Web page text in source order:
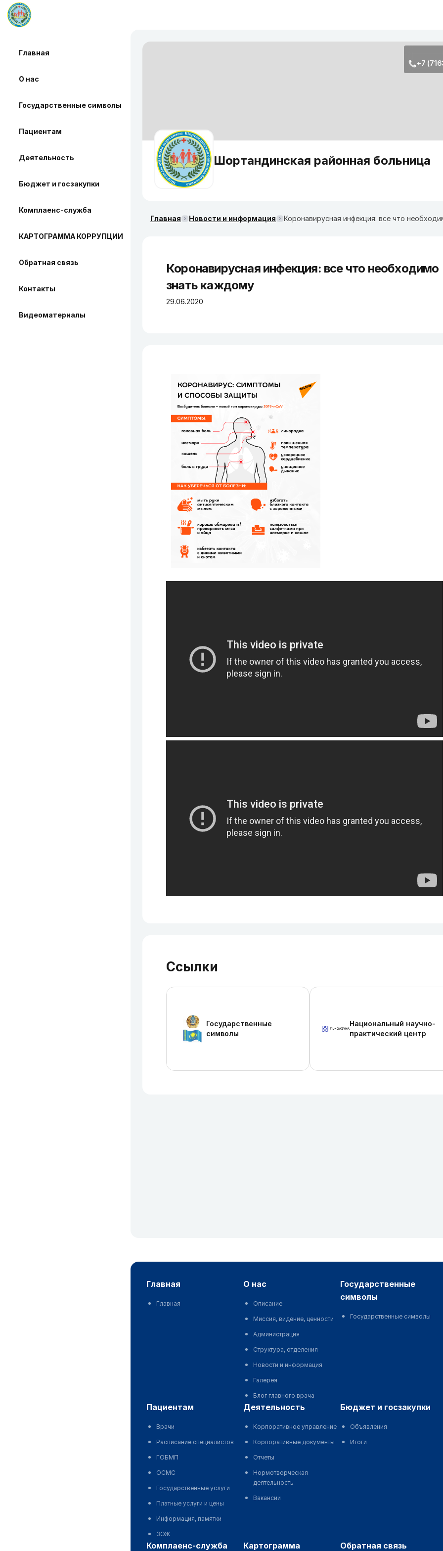
Главная
О нас
Государственные символы
Пациентам
Деятельность
Бюджет и госзакупки
Комплаенс-служба
КАРТОГРАММА КОРРУПЦИИ
Обратная связь
Контакты
Видеоматериалы
+7
Шортандинская районная больница
Главная Новости и информация
Коронавирусная инфекция: все что необходимо
знать каждому
29.06.2020
Ссылки
Государственные
символы
Национальный научно-
практический центр
главная
Главная
о нас
Описание
Миссия, видение, ценности
Администрация
Структура, отделения
Новости и информация
Галерея
Блог главного врача
государственные
символы
Государственные символы
пациентам
Врачи
Расписание специалистов
ГОБМП
ОСМС
Государственные услуги
Платные услуги и цены
Информация, памятки
ЗОЖ
деятельность
Корпоративное управление
Корпоративные документы
Отчеты
Нормотворческая
деятельность
Вакансии
бюджет и госзакупки
Объявления
Итоги
комплаенс-служба картограмма обратная связь